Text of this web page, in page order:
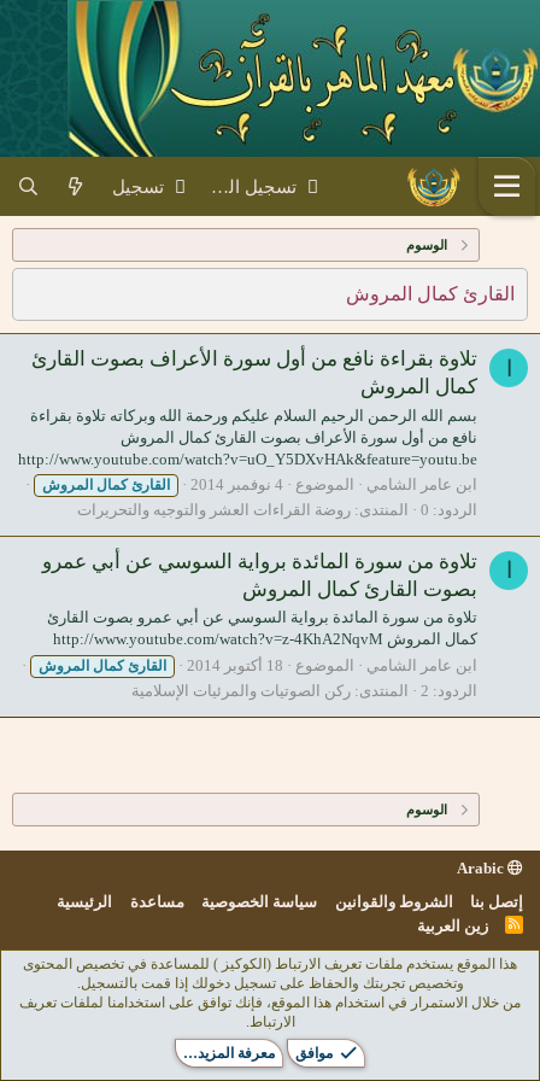
تسجيل الدخول تسجيل
الوسوم
القارئ كمال المروش
ا
تلاوة بقراءة نافع من أول سورة الأعراف بصوت القارئ
كمال المروش
بسم الله الرحمن الرحيم السلام عليكم ورحمة الله وبركاته تلاوة بقراءة
نافع من أول سورة الأعراف بصوت القارئ كمال المروش
http://www.youtube.com/watch?v=uO_Y5DXvHAk&feature=youtu.be
ابن عامر الشامي
الموضوع 4 نوفمبر 2014 القارئ كمال المروش
الردود: 0 المنتدى: روضة القراءات العشر والتوجيه والتحريرات
تلاوة من سورة المائدة برواية السوسي عن أبي عمرو
بصوت القارئ كمال المروش
تلاوة من سورة المائدة برواية السوسي عن أبي عمرو بصوت القارئ
كمال المروش http://www.youtube.com/watch?v=z-4KhA2NqvM
ابن عامر الشامي
الموضوع 18 أكتوبر 2014 القارئ كمال المروش
الردود: 2 المنتدى: ركن الصوتيات والمرئيات الإسلامية
الوسوم
إتصل بنا
الشروط والقوانين سياسة الخصوصية مساعدة الرئيسية
R
زين العربية
هذا الموقع يستخدم ملفات تعريف الارتباط (الكوكيز ) للمساعدة في تخصيص المحتوى
وتخصيص تجربتك والحفاظ على تسجيل دخولك إذا قمت بالتسجيل.
من خلال الاستمرار في استخدام هذا الموقع، فإنك توافق على استخدامنا لملفات تعريف
الارتباط.
موافق
معرفة المزيد…